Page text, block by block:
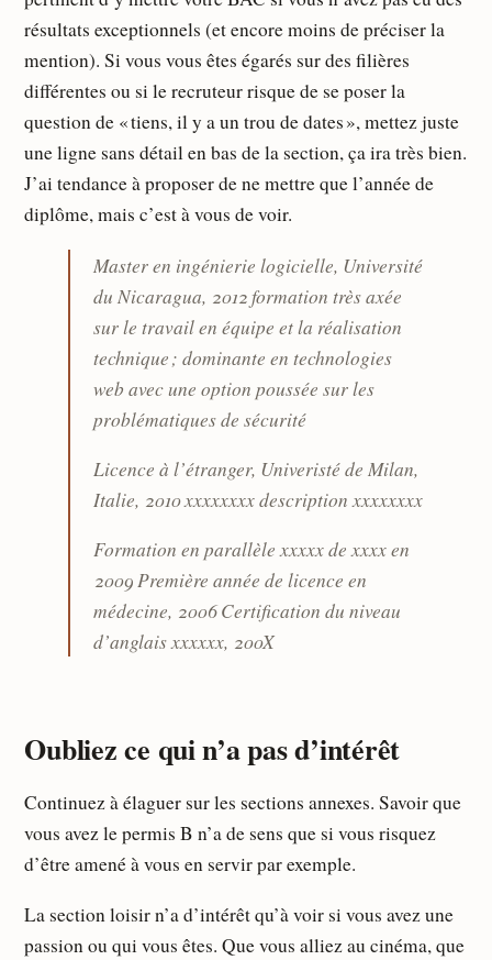
résultats exceptionnels (et encore moins de préciser la
mention). Si vous vous êtes égarés sur des filières
différentes ou si le recruteur risque de se poser la
question de « tiens, il y a un trou de dates », mettez juste
une ligne sans détail en bas de la section, ça ira très bien.
J’ai tendance à proposer de ne mettre que l’année de
diplôme, mais c’est à vous de voir.
Master en ingénierie logicielle, Université
du Nicaragua, 2012 formation très axée
sur le travail en équipe et la réalisation
technique ; dominante en technologies
web avec une option poussée sur les
problématiques de sécurité
Licence à l’étranger, Univeristé de Milan,
Italie, 2010 xxxxxxxx description xxxxxxxx
Formation en parallèle xxxxx de xxxx en
2009 Première année de licence en
médecine, 2006 Certification du niveau
d’anglais xxxxxx, 200X
Oubliez ce qui n’a pas d’intérêt
Continuez à élaguer sur les sections annexes. Savoir que
vous avez le permis B n’a de sens que si vous risquez
d’être amené à vous en servir par exemple.
La section loisir n’a d’intérêt qu’à voir si vous avez une
passion ou qui vous êtes. Que vous alliez au cinéma, que